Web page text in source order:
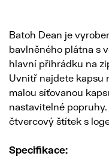
Batoh Dean je
bavlněného plátna s
hlavní přihrádku na
Uvnitř najdete kapsu
malou síťovanou
nastavitelné
čtvercový štítek s
Specifikace: